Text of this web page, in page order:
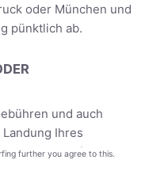
oder München und
pünktlich ab.
und auch
Ihres
oder Flughafen
further you agree to this.